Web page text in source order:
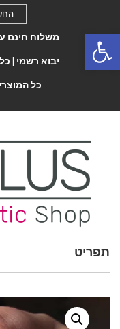
משלוח חינם עד
יבוא רשמי |
כל
Toggle
תפריט